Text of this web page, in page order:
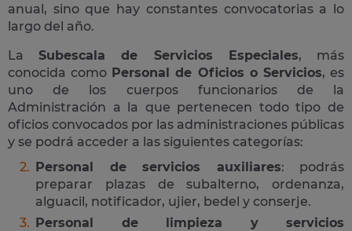
anual, sino que hay constantes convocatorias a lo
largo del año.
LaSubescala de Servicios Especiales, más
conocida como Personal de Oficios o Servicios, es
uno de los cuerpos funcionarios de la
Administración a la que pertenecen todo tipo de
oficios convocados por las administraciones públicas
y se podrá acceder a las siguientes categorías:
Personal de servicios auxiliares: podrás
preparar plazas de subalterno, ordenanza,
alguacil, notificador, ujier, bedel y conserje.
Personal de limpieza y servicios